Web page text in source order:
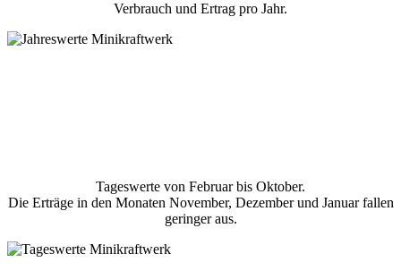
Verbrauch und Ertrag pro Jahr.
Tageswerte von Februar bis Oktober.
Die Erträge in den Monaten November, Dezember und Januar fallen
geringer aus.